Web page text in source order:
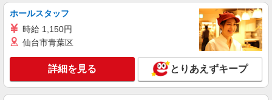
派遣社員
パーソルテンプスタッフ株式会社 中部コーディネートセンター一課
（小牧）/26-0533209
＜在宅あり＆17時定時＆残業なし＞データ入
力＋電話対応＠春日井
時給1450円
ホールスタッフ
時給 1,150円
仙台市青葉区
詳細を見る とりあえずキープ